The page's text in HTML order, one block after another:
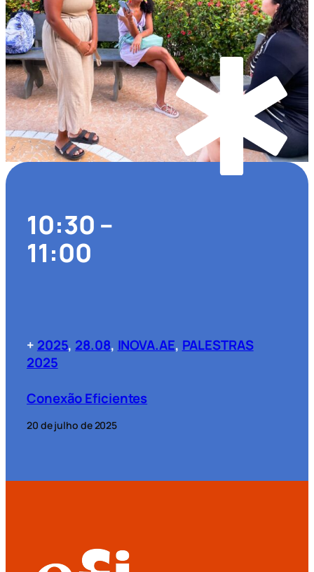
10:30 –
11:00
+ 2025, 28.08, INOVA.AE, PALESTRAS
2025
Conexão Eficientes
20 de julho de 2025